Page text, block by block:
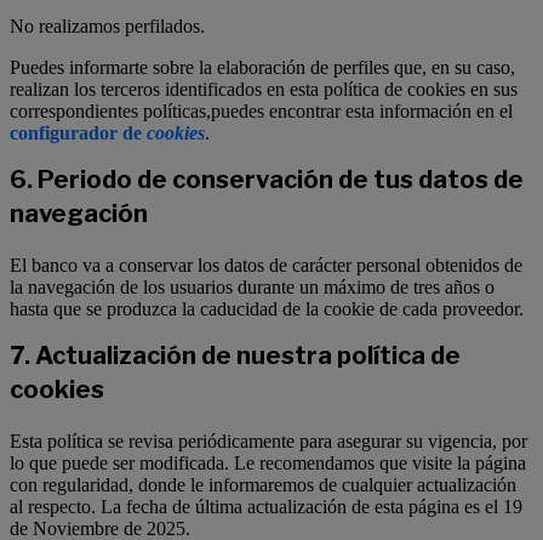
No realizamos perfilados.
Puedes informarte sobre la elaboración de perfiles que, en su caso,
realizan los terceros identificados en esta política de cookies en sus
correspondientes políticas,puedes encontrar esta información en el
configurador de cookies.
6. Periodo de conservación de tus datos de
navegación
El banco va a conservar los datos de carácter personal obtenidos de
la navegación de los usuarios durante un máximo de tres años o
hasta que se produzca la caducidad de la cookie de cada proveedor.
7. Actualización de nuestra política de
cookies
Esta política se revisa periódicamente para asegurar su vigencia, por
lo que puede ser modificada. Le recomendamos que visite la página
con regularidad, donde le informaremos de cualquier actualización
al respecto. La fecha de última actualización de esta página es el 19
de Noviembre de 2025.